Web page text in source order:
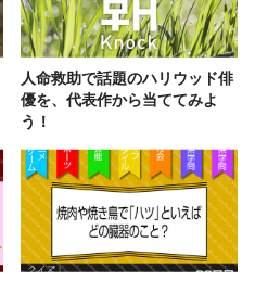
人命救助で話題のハリウッド俳
優を、代表作から当ててみよ
う！